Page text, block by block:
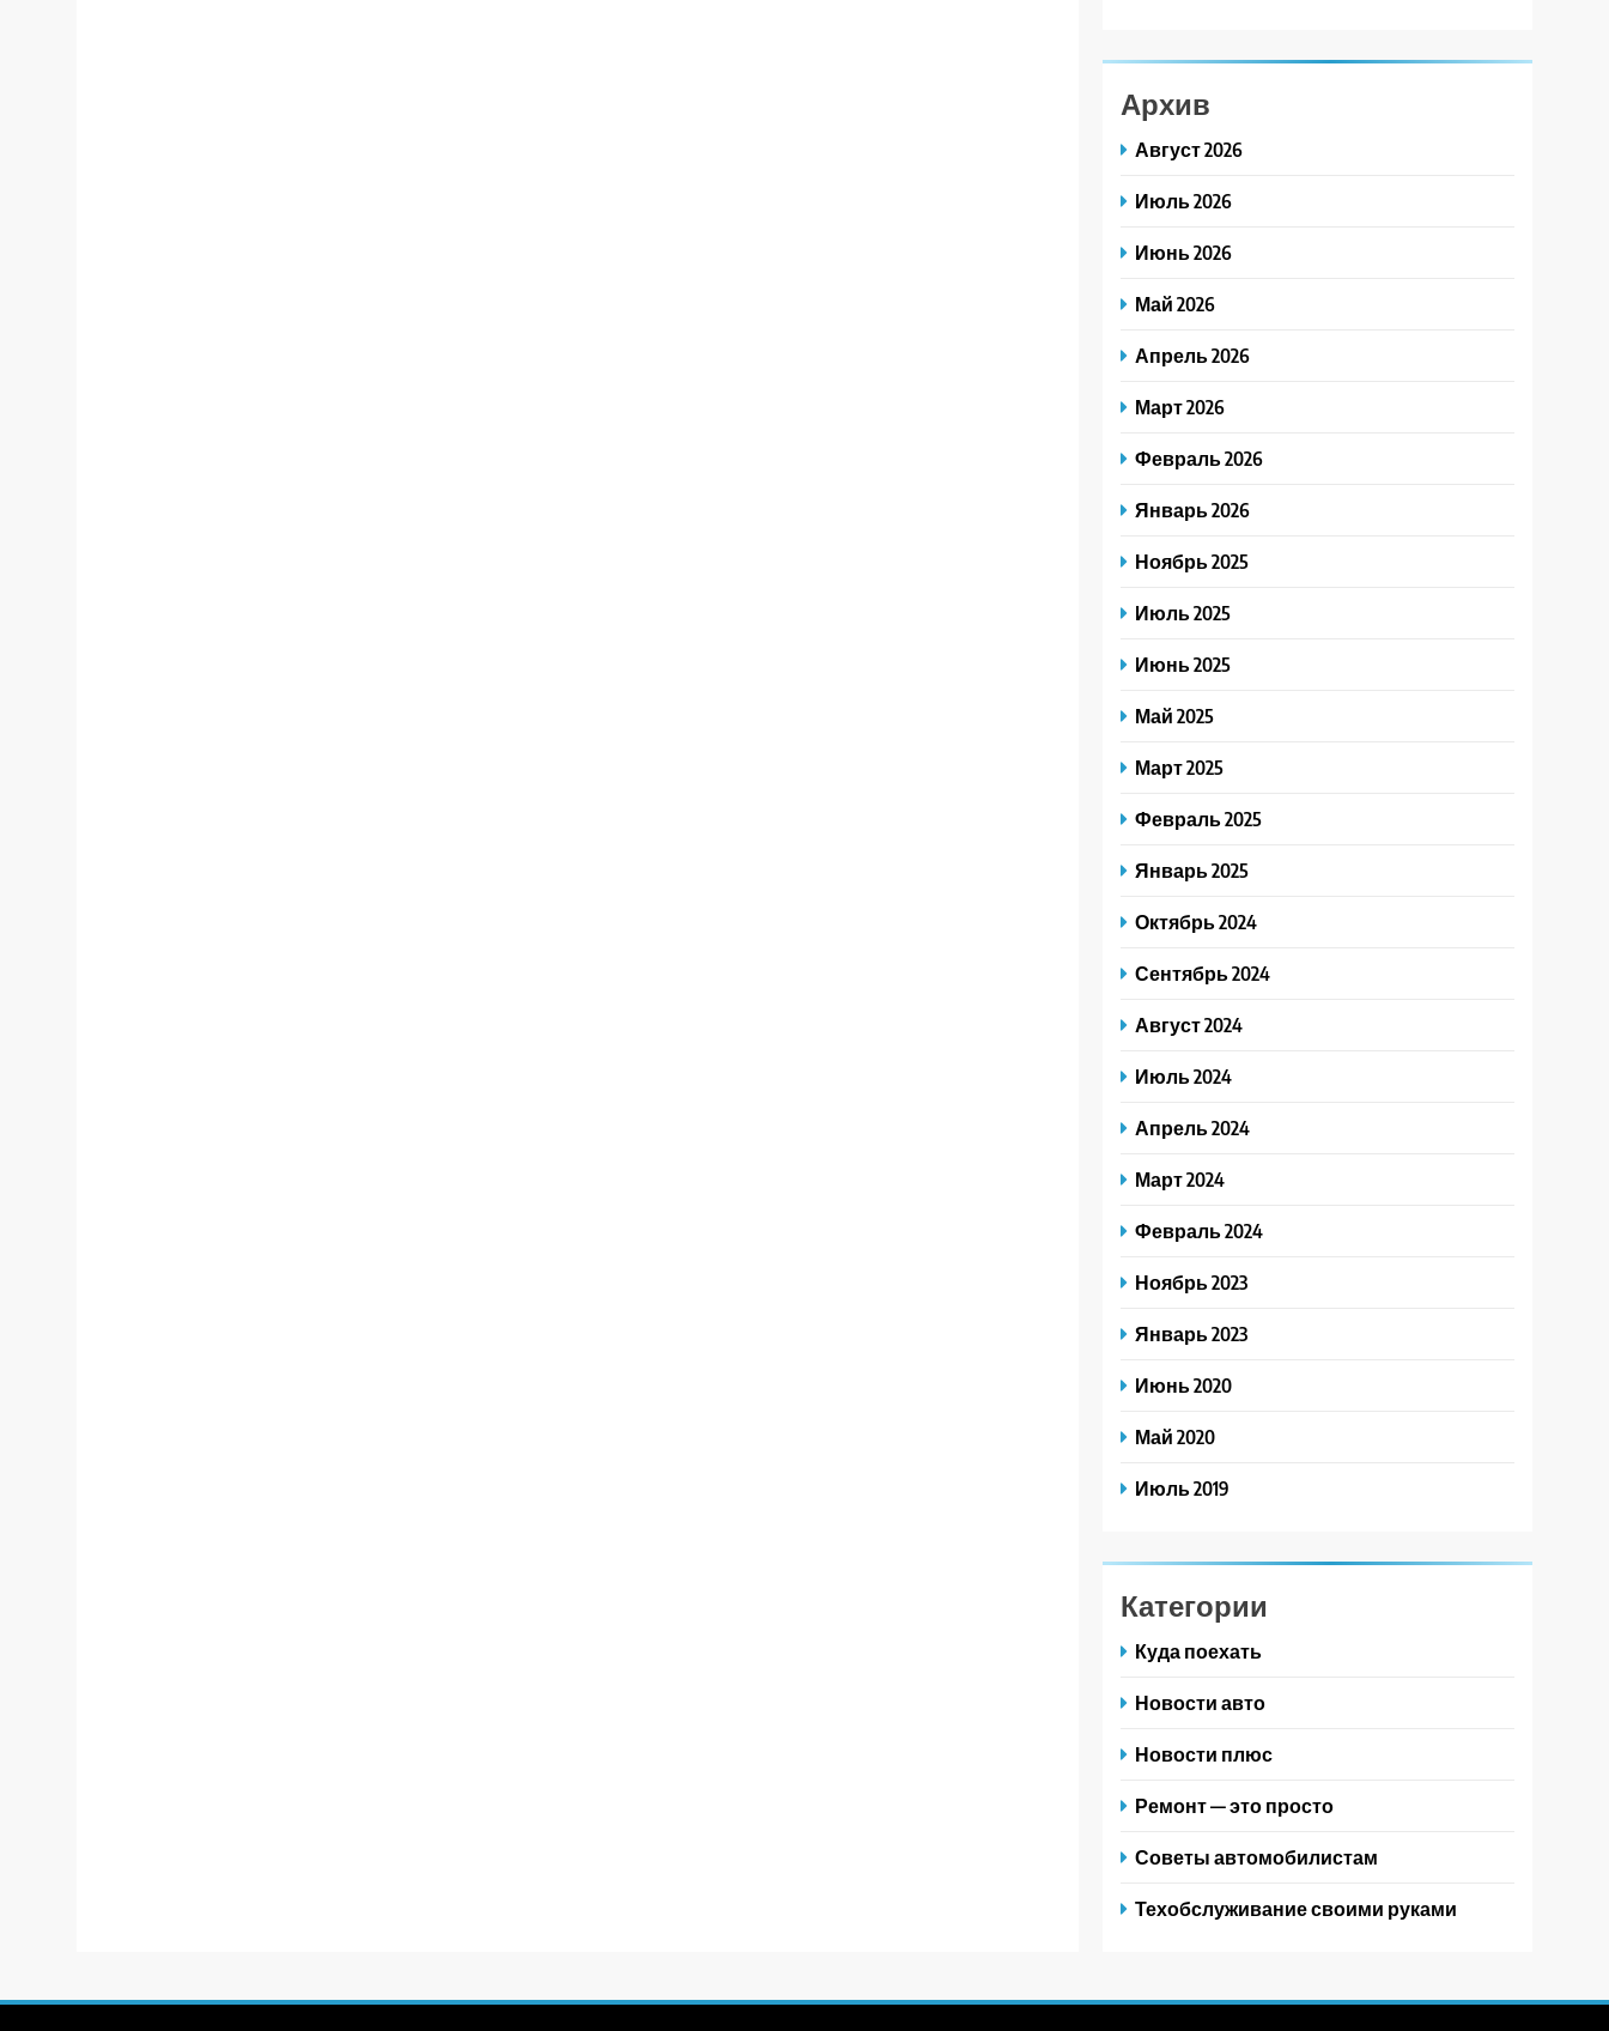
Архив
Август 2026
Июль 2026
Июнь 2026
Май 2026
Апрель 2026
Март 2026
Февраль 2026
Январь 2026
Ноябрь 2025
Июль 2025
Июнь 2025
Май 2025
Март 2025
Февраль 2025
Январь 2025
Октябрь 2024
Сентябрь 2024
Август 2024
Июль 2024
Апрель 2024
Март 2024
Февраль 2024
Ноябрь 2023
Январь 2023
Июнь 2020
Май 2020
Июль 2019
Категории
Куда поехать
Новости авто
Новости плюс
Ремонт — это просто
Советы автомобилистам
Техобслуживание своими руками